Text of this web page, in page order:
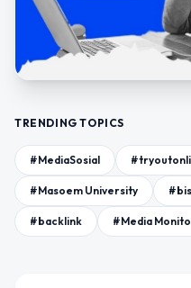
TRENDING TOPICS
#MediaSosial
#Masoem University
#backlink #Media